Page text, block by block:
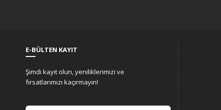
E-BÜLTEN KAYIT
Şimdi kayıt olun, yeniliklerimizi ve
fırsatlarımızı kaçırmayın!